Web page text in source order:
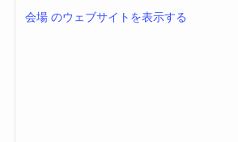
会場 のウェブサイトを表示する